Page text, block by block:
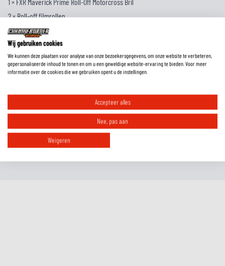
2 × Roll-off filmrollen
1 × Zacht opberg- en reinigingszakje
EXTRA INFORMATIE
REVIEWS
Wij gebruiken cookies
We kunnen deze plaatsen voor analyse van onze bezoekersgegevens, om onze website te verbeteren,
gepersonaliseerde inhoud te tonen en om u een geweldige website-ervaring te bieden. Voor meer
informatie over de cookies die we gebruiken opent u de instellingen.
Accepteer alles
Nee, pas aan
Weigeren